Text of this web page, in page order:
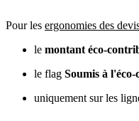
Pour les ergonomies des
le montant éco-
le flag Soumis à
uniquement sur les